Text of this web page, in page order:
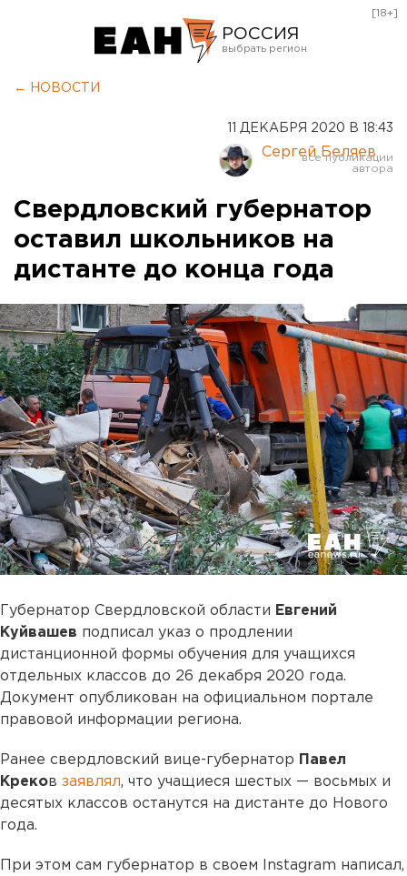
РОССИЯ
Курган
Оренбург
[18+]
← НОВОСТИ
11 ДЕКАБРЯ 2020 В 18:43
Сергей Беляев
Свердловский губернатор
оставил школьников на
дистанте до конца года
Губернатор Свердловской области Евгений
Куйвашев подписал указ о продлении
дистанционной формы обучения для учащихся
отдельных классов до 26 декабря 2020 года.
Документ опубликован на официальном портале
правовой информации региона.
Ранее свердловский вице-губернатор
Павел
Креков заявлял, что учащиеся шестых — восьмых и
десятых классов останутся на дистанте до Нового
года.
При этом сам губернатор в своем Instagram написал,